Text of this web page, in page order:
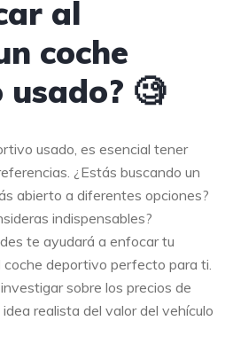
al
coche
🧐
usado, es esencial tener
¿Estás buscando un
abierto a diferentes opciones?
indispensables?
te ayudará a enfocar tu
deportivo perfecto para ti.
sobre los precios de
realista del valor del vehículo